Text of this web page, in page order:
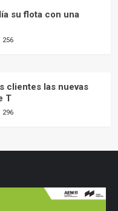
su flota con una
256
clientes las nuevas
T
296